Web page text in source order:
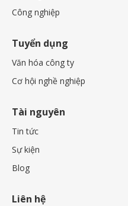
Công nghiệp
Tuyển dụng
Văn hóa công ty
Cơ hội nghề nghiệp
Tài nguyên
Tin tức
Sự kiện
Blog
Liên hệ